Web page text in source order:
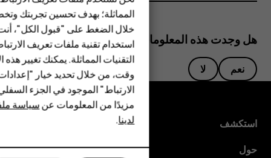
الهواتف المميزة
الأكسسوارات
HMD Terra M
HMD DUB
HMD Watch
للأعمال
هل وجدت هذه المعلومات مفيدة؟
نعم لا
استكشف
حول
المماثلة؛ بهدف تحسين تجربتك
خلال الضغط على "قبول الكل"،
استخدام تقنية ملفات تعريف
التقنيات المماثلة. يمكنك تغيير
وقت، من خلال تحديد خيار
الارتباط" الموجود في الجزء
مزيدًا من المعلومات عنسياسة
لدينا.